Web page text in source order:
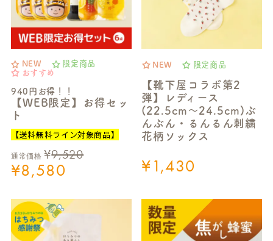
NEW
限定商品
おすすめ
940円お得！！
【WEB限定】お得セッ
ト
【送料無料ライン対象商品】
通常価格 ¥9,520
¥8,580
NEW 限定商品
【靴下屋コラボ第2
弾】レディース
(22.5cm～24.5cm)ぶ
んぶん・るんるん刺繍
花柄ソックス
¥1,430